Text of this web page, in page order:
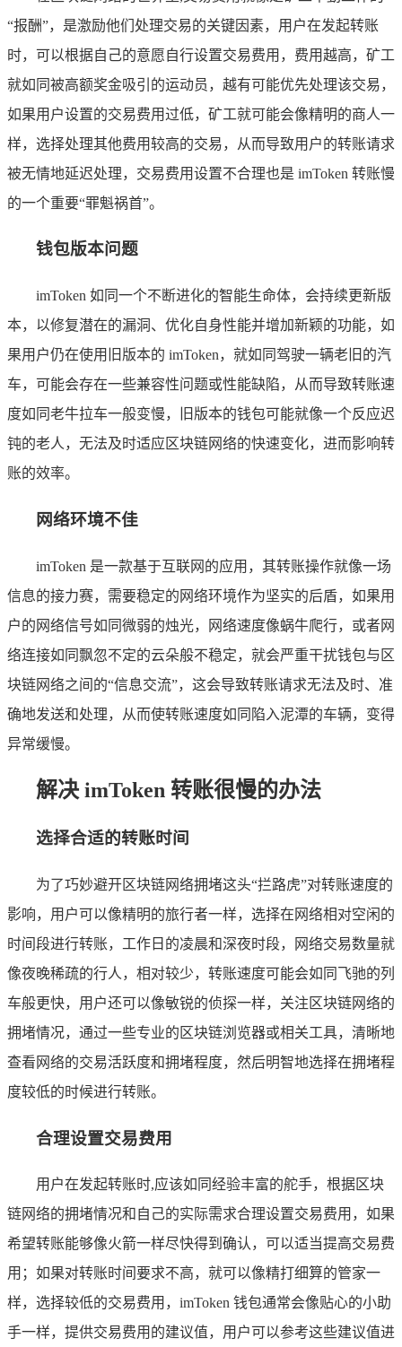
“报酬”，是激励他们处理交易的关键因素，用户在发起转账
时，可以根据自己的意愿自行设置交易费用，费用越高，矿工
就如同被高额奖金吸引的运动员，越有可能优先处理该交易，
如果用户设置的交易费用过低，矿工就可能会像精明的商人一
样，选择处理其他费用较高的交易，从而导致用户的转账请求
被无情地延迟处理，交易费用设置不合理也是 imToken 转账慢
的一个重要“罪魁祸首”。
钱包版本问题
imToken 如同一个不断进化的智能生命体，会持续更新版
本，以修复潜在的漏洞、优化自身性能并增加新颖的功能，如
果用户仍在使用旧版本的 imToken，就如同驾驶一辆老旧的汽
车，可能会存在一些兼容性问题或性能缺陷，从而导致转账速
度如同老牛拉车一般变慢，旧版本的钱包可能就像一个反应迟
钝的老人，无法及时适应区块链网络的快速变化，进而影响转
账的效率。
网络环境不佳
imToken 是一款基于互联网的应用，其转账操作就像一场
信息的接力赛，需要稳定的网络环境作为坚实的后盾，如果用
户的网络信号如同微弱的烛光，网络速度像蜗牛爬行，或者网
络连接如同飘忽不定的云朵般不稳定，就会严重干扰钱包与区
块链网络之间的“信息交流”，这会导致转账请求无法及时、准
确地发送和处理，从而使转账速度如同陷入泥潭的车辆，变得
异常缓慢。
解决 imToken 转账很慢的办法
选择合适的转账时间
为了巧妙避开区块链网络拥堵这头“拦路虎”对转账速度的
影响，用户可以像精明的旅行者一样，选择在网络相对空闲的
时间段进行转账，工作日的凌晨和深夜时段，网络交易数量就
像夜晚稀疏的行人，相对较少，转账速度可能会如同飞驰的列
车般更快，用户还可以像敏锐的侦探一样，关注区块链网络的
拥堵情况，通过一些专业的区块链浏览器或相关工具，清晰地
查看网络的交易活跃度和拥堵程度，然后明智地选择在拥堵程
度较低的时候进行转账。
合理设置交易费用
用户在发起转账时,应该如同经验丰富的舵手，根据区块
链网络的拥堵情况和自己的实际需求合理设置交易费用，如果
希望转账能够像火箭一样尽快得到确认，可以适当提高交易费
用；如果对转账时间要求不高，就可以像精打细算的管家一
样，选择较低的交易费用，imToken 钱包通常会像贴心的小助
手一样，提供交易费用的建议值，用户可以参考这些建议值进